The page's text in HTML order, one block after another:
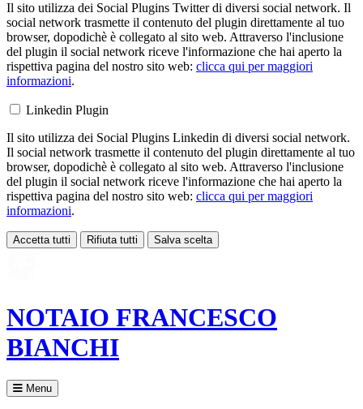
Il sito utilizza dei Social Plugins Twitter di diversi social network. Il
social network trasmette il contenuto del plugin direttamente al tuo
browser, dopodichè è collegato al sito web. Attraverso l'inclusione
del plugin il social network riceve l'informazione che hai aperto la
rispettiva pagina del nostro sito web: clicca qui per maggiori
informazioni.
Linkedin Plugin
Il sito utilizza dei Social Plugins Linkedin di diversi social network.
Il social network trasmette il contenuto del plugin direttamente al tuo
browser, dopodichè è collegato al sito web. Attraverso l'inclusione
del plugin il social network riceve l'informazione che hai aperto la
rispettiva pagina del nostro sito web: clicca qui per maggiori
informazioni.
Accetta tutti Rifiuta tutti Salva scelta
NOTAIO FRANCESCO
BIANCHI
Menu